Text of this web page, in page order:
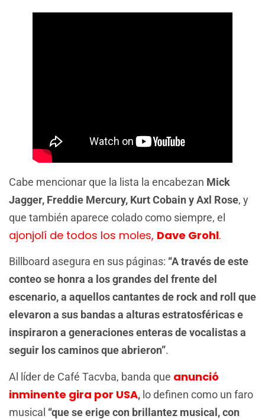
Cabe mencionar que la lista la encabezan Mick
Jagger, Freddie Mercury, Kurt Cobain y Axl Rose, y
que también aparece colado como siempre, el
ajonjolí de todos los moles, Dave Grohl.
Billboard asegura en sus páginas: “A través de este
conteo se honra a los grandes del frente del
escenario, a aquellos cantantes de rock and roll que
elevaron a sus bandas a alturas estratosféricas e
inspiraron a generaciones enteras de vocalistas a
seguir los caminos que abrieron”.
Al líder de Café Tacvba, banda que anunció
inminente gira por USA, lo definen como un faro
musical “que se erige con brillantez musical, con